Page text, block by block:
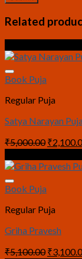
Related
Book Puja
Regular Puja
Satya Narayan
₹5,000.00 Original
price
was:
₹
Book Puja
Regular Puja
Griha Pravesh
₹5,100.00 Original
₹